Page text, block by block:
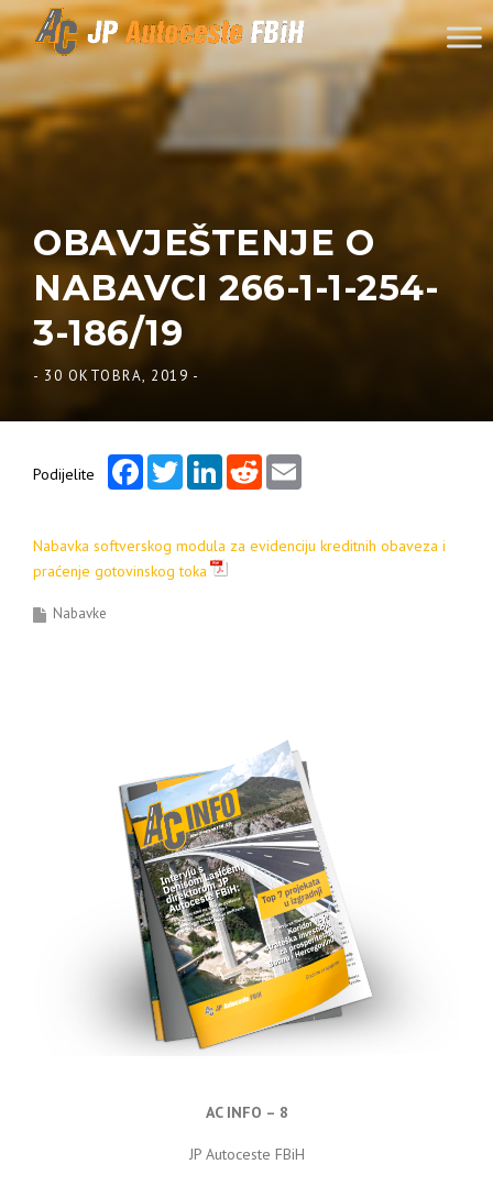
Skip to content
OBAVJEŠTENJE O
NABAVCI 266-1-1-254-
3-186/19
- 30 OKTOBRA, 2019 -
Podijelite
FacebookTwitterLinkedInReddit
Nabavka softverskog modula za evidenciju kreditnih obaveza i
praćenje gotovinskog toka
Nabavke
AC INFO – 8
JP Autoceste FBiH